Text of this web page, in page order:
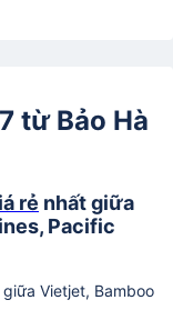
từ Bảo Hà
rẻ nhất giữa
Pacific
Vietjet, Bamboo